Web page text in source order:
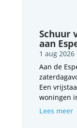
Schuur
aan
1 aug 2026
Aan de
Een
woningen
Lees meer